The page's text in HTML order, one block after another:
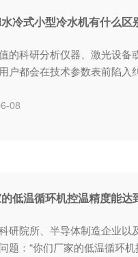
冷式小型冷水机有什么区
的科研分析仪器、激光设备
户都会在技术参数表前陷入
08
低温循环机控温精度能达
研院所、半导体制造企业
题：“你们厂家的低温循环